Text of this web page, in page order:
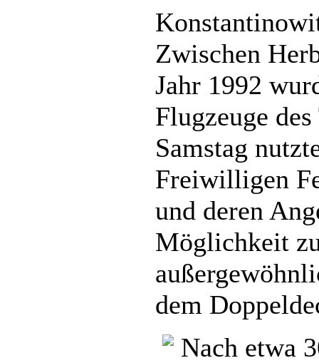
Zwischen
Jahr 1992
Flugzeuge
Samstag
Freiwilligen
und deren
Möglichkeit
dem
Nach etwa